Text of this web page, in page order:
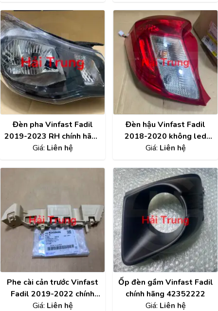
Đèn pha Vinfast Fadil
2019-2023 RH chính hãng
42686852 , 42614348
Giá: Liên hệ
Đèn hậu Vinfast Fadil
2018-2020 không led
chính hãng 42607401
Giá: Liên hệ
Phe cài cản trước Vinfast
Fadil 2019-2022 chính
hãng 42455696 ,
Giá: Liên hệ
Ốp đèn gầm Vinfast Fadil
chính hãng 42352222
Giá: Liên hệ